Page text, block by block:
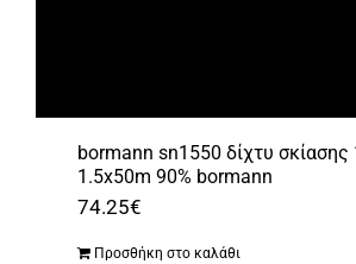
bormann sn1550 δίχτυ
1.5x50m 90% bormann
74.25€
Προσθήκη στο καλάθι